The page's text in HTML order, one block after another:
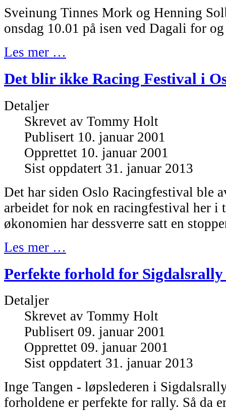
Sveinung Tinnes Mork og Henning
onsdag 10.01 på isen ved Dagali for
Les mer …
Det blir ikke Racing Festival i
Detaljer
Skrevet av Tommy Holt
Publisert 10. januar 2001
Opprettet 10. januar 2001
Sist oppdatert 31. januar 2013
Det har siden Oslo Racingfestival ble
arbeidet for nok en racingfestival her i
økonomien har dessverre satt en
Les mer …
Perfekte forhold for
Detaljer
Skrevet av Tommy Holt
Publisert 09. januar 2001
Opprettet 09. januar 2001
Sist oppdatert 31. januar 2013
Inge Tangen - løpslederen i
forholdene er perfekte for rally. Så da